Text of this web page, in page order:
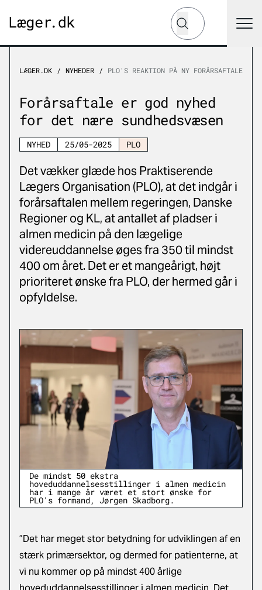
Hvad leder du efter?
Søg
LÆGER.DK NYHEDER PLO'S REAKTION PÅ NY FORÅRSAFTALE
Forårsaftale er god nyhed
for det nære sundhedsvæsen
NYHED 25/05-2025 PLO
Det vækker glæde hos Praktiserende
Lægers Organisation (PLO), at det indgår i
forårsaftalen mellem regeringen, Danske
Regioner og KL, at antallet af pladser i
almen medicin på den lægelige
videreuddannelse øges fra 350 til mindst
400 om året. Det er et mangeårigt, højt
prioriteret ønske fra PLO, der hermed går i
opfyldelse.
De mindst 50 ekstra
hoveduddannelsesstillinger i almen medicin
har i mange år været et stort ønske for
PLO's formand, Jørgen Skadborg.
”Det har meget stor betydning for udviklingen af en
stærk primærsektor, og dermed for patienterne, at
vi nu kommer op på mindst 400 årlige